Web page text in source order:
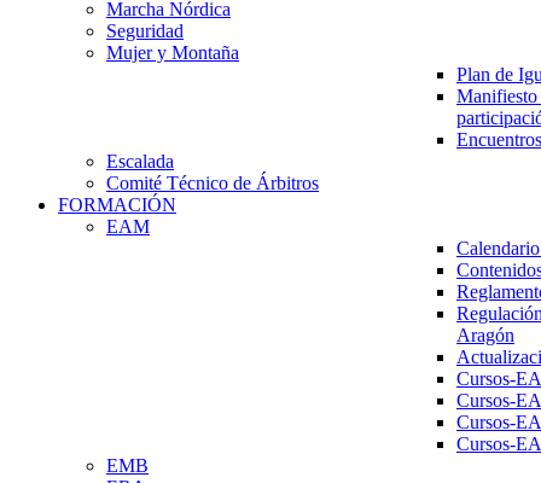
Marcha Nórdica
Seguridad
Mujer y Montaña
Plan de
Escalada
Comité Técnico de Árbitros
FORMACIÓN
EAM
Aragón
Cursos-
Cursos-
Cursos-
Cursos-
EMB